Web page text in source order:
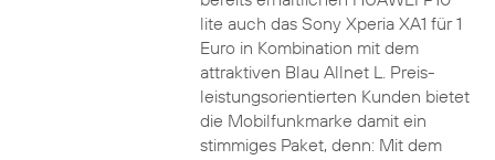
lite auch das Sony Xperia XA1 für 1
Euro in Kombination mit dem
attraktiven Blau Allnet L. Preis-
leistungsorientierten Kunden bietet
die Mobilfunkmarke damit ein
stimmiges Paket, denn: Mit dem